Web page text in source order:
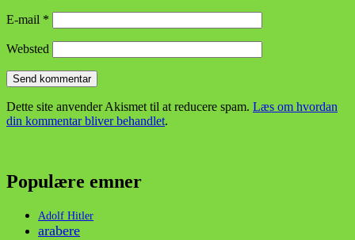
E-mail *
Websted
Dette site anvender Akismet til at reducere spam. Læs om hvordan
din kommentar bliver behandlet.
Populære emner
Adolf Hitler
arabere